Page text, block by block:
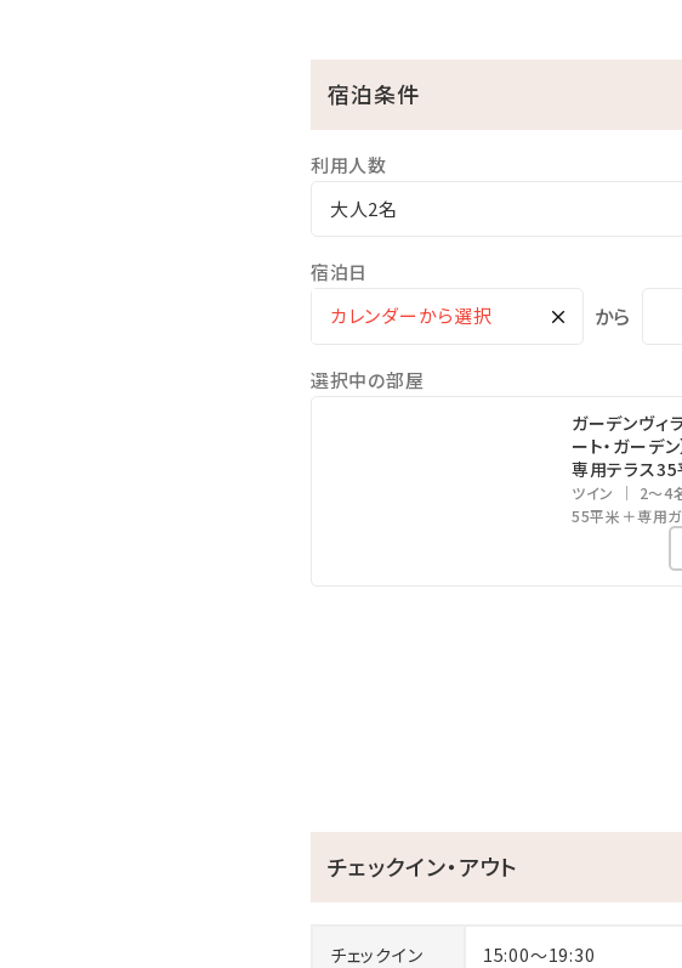
〇温物
〇台の物
〇メインディッシュ
〇ご飯物
〇デザート
（一例）
※メニュー内容は季節やその日の仕入れ状況
◆夕食なしのプランでお食事を希望されるお
当日ディナーのご予約状況に空きがある場
ご注文をお受けすることができる場合がご
※居酒屋メニューは、当日の状況により、お
プールサイドには、ゆったりくつろげる「ジャ
〇バレルサウナ（通年利用可）
ご宿泊者様は無料でご利用いただけます！
※
宿泊条件
利用人数
大人2名
宿泊日
× から
選択中の部屋
ガーデンヴィ
ート・ガーデ
専用テラス
ンルーム
ツイン
2～4
55平米＋専用
チェックイン・アウト
チェックイン 15:00～19:30